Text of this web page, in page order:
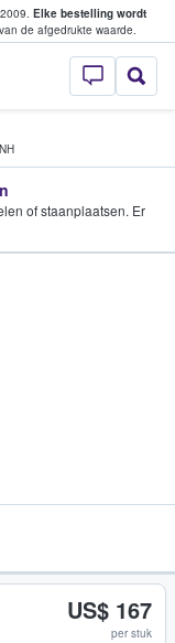
Elke bestelling wordt
de afgedrukte waarde.
waar
NH
of staanplaatsen. Er
US$ 167
per stuk